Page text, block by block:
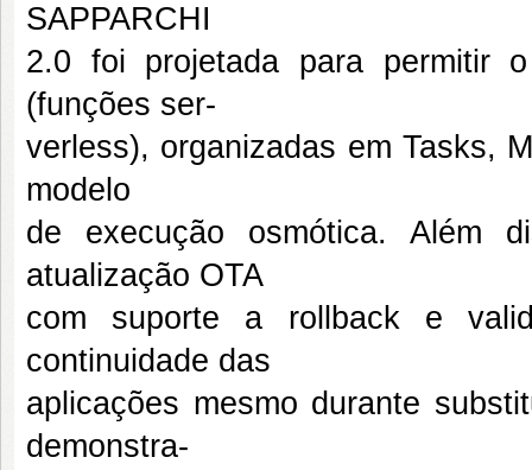
SAPPARCHI
2.0 foi projetada para permitir
(funções ser-
verless), organizadas em Tasks,
modelo
de execução osmótica. Além
atualização OTA
com suporte a rollback e
continuidade das
aplicações mesmo durante
demonstra-